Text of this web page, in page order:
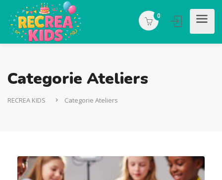
0
Categorie Ateliers
RECREA KIDS Categorie Ateliers